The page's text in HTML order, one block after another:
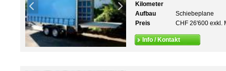
Kilometer
Aufbau
Schiebeplane
Preis
CHF 26'600 exkl.
Info / Kontakt